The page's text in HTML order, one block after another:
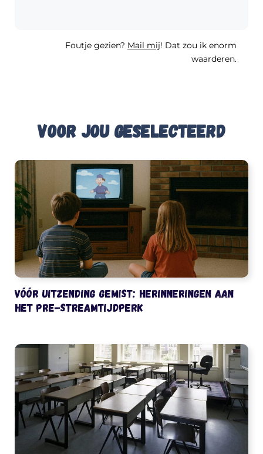
Foutje gezien? Mail mij! Dat zou ik enorm
waarderen.
Voor jou geselecteerd
Vóór uitzending gemist: herinneringen aan
het pre-streamtijdperk